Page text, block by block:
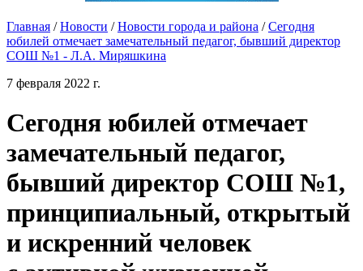
Главная / Новости / Новости города и района / Сегодня
юбилей отмечает замечательный педагог, бывший директор
СОШ №1 - Л.А. Миряшкина
7 февраля 2022 г.
Сегодня юбилей отмечает
замечательный педагог,
бывший директор СОШ №1,
принципиальный, открытый
и искренний человек